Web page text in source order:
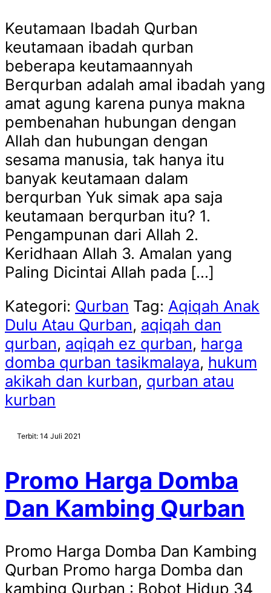
Keutamaan Ibadah Qurban
keutamaan ibadah qurban
beberapa keutamaannyah
Berqurban adalah amal ibadah yang
amat agung karena punya makna
pembenahan hubungan dengan
Allah dan hubungan dengan
sesama manusia, tak hanya itu
banyak keutamaan dalam
berqurban Yuk simak apa saja
keutamaan berqurban itu? 1.
Pengampunan dari Allah 2.
Keridhaan Allah 3. Amalan yang
Paling Dicintai Allah pada […]
Kategori: Qurban Tag: Aqiqah Anak
Dulu Atau Qurban, aqiqah dan
qurban, aqiqah ez qurban, harga
domba qurban tasikmalaya, hukum
akikah dan kurban, qurban atau
kurban
Terbit: 14 Juli 2021
Promo Harga Domba
Dan Kambing Qurban
Promo Harga Domba Dan Kambing
Qurban Promo harga Domba dan
kambing Qurban : Bobot Hidup 34